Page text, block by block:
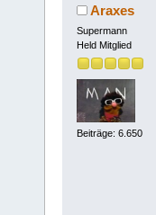
Araxes
Supermann
Held Mitglied
Beiträge: 6.650